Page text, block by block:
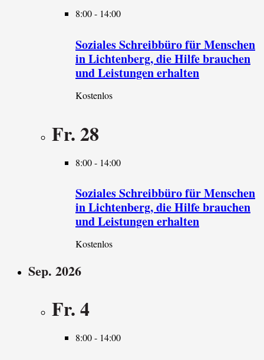
8:00- 14:00
Soziales Schreibbüro für Menschen
in Lichtenberg, die Hilfe brauchen
und Leistungen erhalten
Kostenlos
Fr.28
8:00- 14:00
Soziales Schreibbüro für Menschen
in Lichtenberg, die Hilfe brauchen
und Leistungen erhalten
Kostenlos
Sep. 2026
Fr.4
8:00- 14:00